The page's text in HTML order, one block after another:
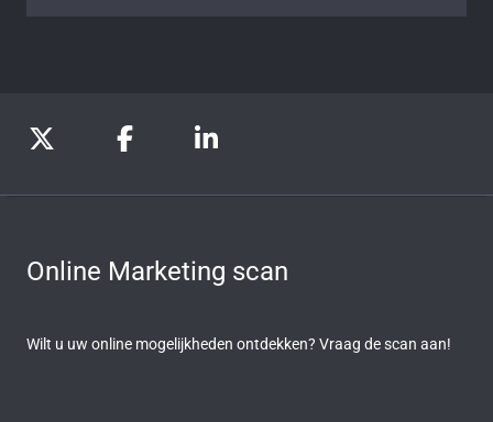
Online Marketing scan
Wilt u uw online mogelijkheden ontdekken? Vraag de scan aan!